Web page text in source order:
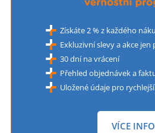
Získáte 2 % z každého
Exkluzivní slevy a akce jen
30 dní na vrácení
Přehled objednávek a
Uložené údaje pro
VÍCE INFO